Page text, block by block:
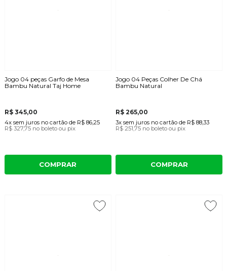
Jogo 04 peças Garfo de Mesa
Bambu Natural Taj Home
R$ 345,00
4x sem juros no cartãode R$ 86,25
R$ 327,75 no boleto ou pix
COMPRAR
Jogo 04 Peças Colher De Chá
Bambu Natural
R$ 265,00
3x sem juros no cartão de R$ 88,33
R$ 251,75 no boleto ou pix
COMPRAR